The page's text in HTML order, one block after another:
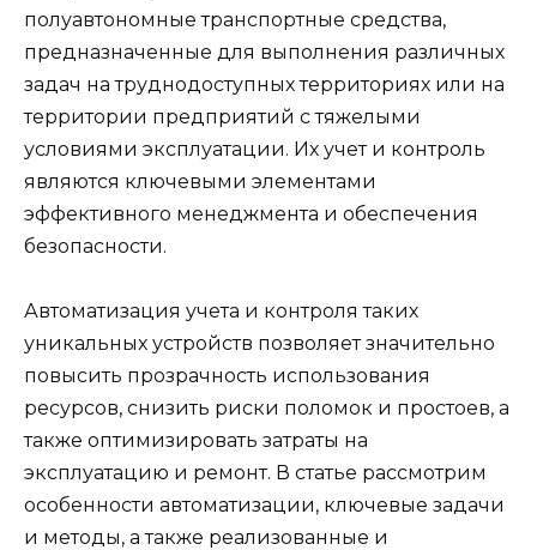
полуавтономные транспортные средства,
предназначенные для выполнения различных
задач на труднодоступных территориях или на
территории предприятий с тяжелыми
условиями эксплуатации. Их учет и контроль
являются ключевыми элементами
эффективного менеджмента и обеспечения
безопасности.
Автоматизация учета и контроля таких
уникальных устройств позволяет значительно
повысить прозрачность использования
ресурсов, снизить риски поломок и простоев, а
также оптимизировать затраты на
эксплуатацию и ремонт. В статье рассмотрим
особенности автоматизации, ключевые задачи
и методы, а также реализованные и